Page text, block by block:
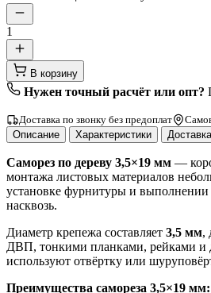
1
В корзину
Нужен точный расчёт или опт?
Доставка по звонку без предоплат
Описание
Характеристики Доставка
Саморез по дереву 3,5×19 мм —
монтажа листовых материалов
установке фурнитуры и выполнении
насквозь.
Диаметр крепежа составляет 3,5 мм,
ДВП, тонкими планками, рейками и
используют отвёртку или
Преимущества самореза 3,5×19 мм: